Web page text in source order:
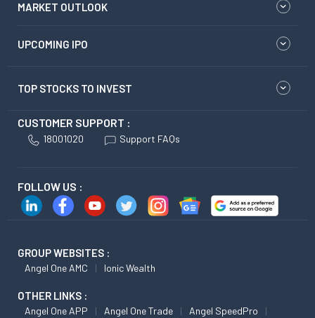
MARKET OUTLOOK
UPCOMING IPO
TOP STOCKS TO INVEST
CUSTOMER SUPPORT :
18001020 Support FAQs
FOLLOW US :
GROUP WEBSITES :
Angel One AMC Ionic Wealth
OTHER LINKS :
Angel One APP Angel One Trade
Angel SpeedPro